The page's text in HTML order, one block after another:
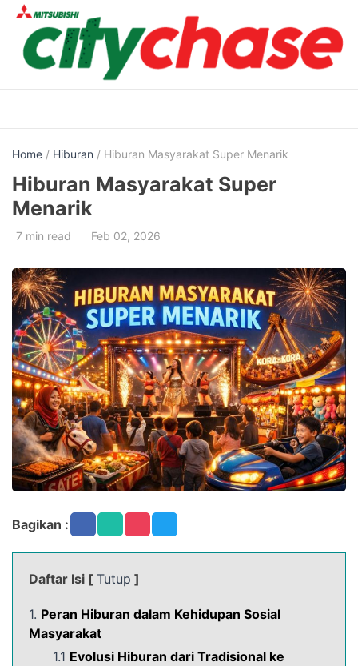
Skip
content
Home / Hiburan / Hiburan Masyarakat Super Menarik
Hiburan Masyarakat Super
Menarik
7 min read Feb 02, 2026
Bagikan :
Daftar Isi [ Tutup ]
1. Peran Hiburan dalam Kehidupan Sosial
Masyarakat
1.1 Evolusi Hiburan dari Tradisional ke